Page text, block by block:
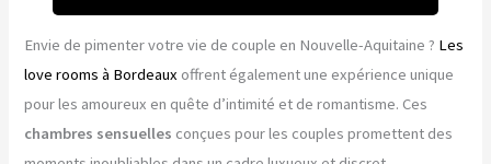
Envie de pimenter votre vie de couple en Nouvelle-Aquitaine ? Les
love rooms à Bordeaux offrent également une expérience unique
pour les amoureux en quête d’intimité et de romantisme. Ces
chambres sensuelles conçues pour les couples promettent des